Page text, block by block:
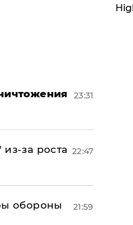
23:31
за роста 22:47
обороны
21:59